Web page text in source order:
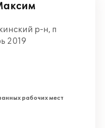
р-н, п
2019
рабочих мест